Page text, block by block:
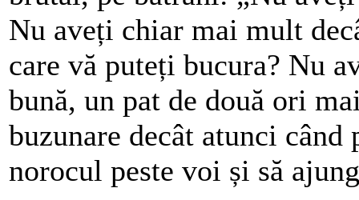
Nu aveți chiar mai mult
care vă puteți bucura? Nu
bună, un pat de două ori
buzunare decât atunci
norocul peste voi și să